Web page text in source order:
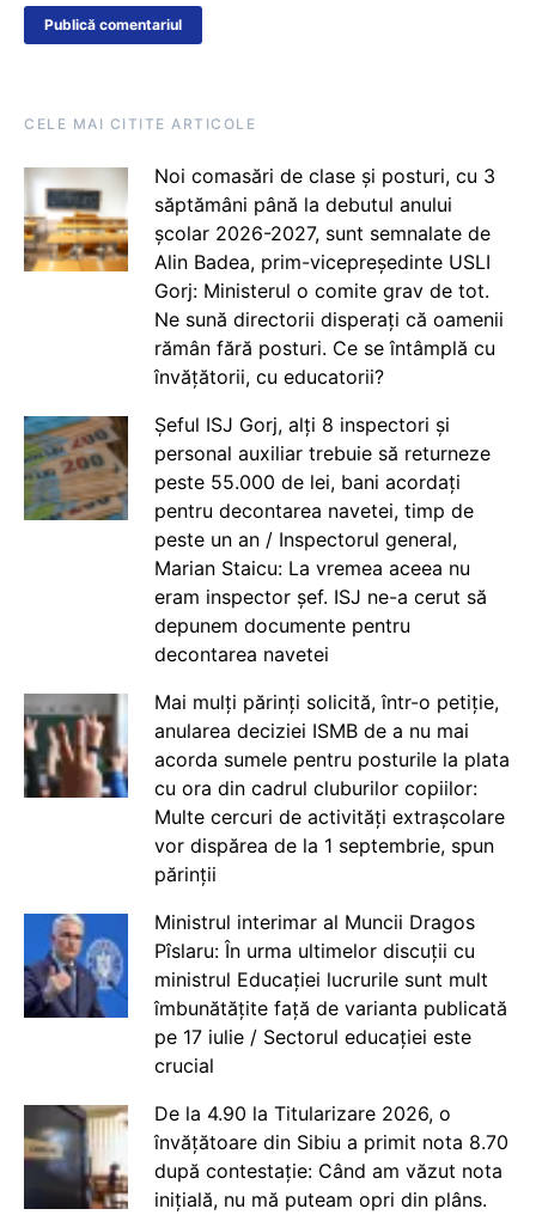
CELE MAI CITITE ARTICOLE
Noi comasări de clase și posturi, cu 3
săptămâni până la debutul anului
școlar 2026-2027, sunt semnalate de
Alin Badea, prim-vicepreședinte USLI
Gorj: Ministerul o comite grav de tot.
Ne sună directorii disperați că oamenii
rămân fără posturi. Ce se întâmplă cu
învățătorii, cu educatorii?
Șeful ISJ Gorj, alți 8 inspectori și
personal auxiliar trebuie să returneze
peste 55.000 de lei, bani acordați
pentru decontarea navetei, timp de
peste un an / Inspectorul general,
Marian Staicu: La vremea aceea nu
eram inspector șef. ISJ ne-a cerut să
depunem documente pentru
decontarea navetei
Mai mulți părinți solicită, într-o petiție,
anularea deciziei ISMB de a nu mai
acorda sumele pentru posturile la plata
cu ora din cadrul cluburilor copiilor:
Multe cercuri de activități extrașcolare
vor dispărea de la 1 septembrie, spun
părinții
Ministrul interimar al Muncii Dragos
Pîslaru: În urma ultimelor discuții cu
ministrul Educației lucrurile sunt mult
îmbunătățite față de varianta publicată
pe 17 iulie / Sectorul educației este
crucial
De la 4.90 la Titularizare 2026, o
învățătoare din Sibiu a primit nota 8.70
după contestație: Când am văzut nota
inițială, nu mă puteam opri din plâns.